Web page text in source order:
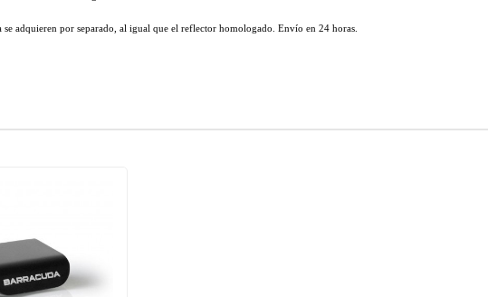
adquieren por separado, al igual que el reflector homologado. Envío en 24 horas.